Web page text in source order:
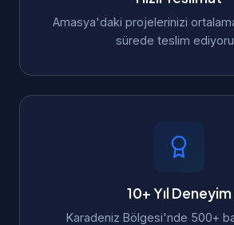
Amasya'daki projelerinizi
sürede teslim
10+ Yıl Deneyim
Karadeniz Bölgesi'nde 500+